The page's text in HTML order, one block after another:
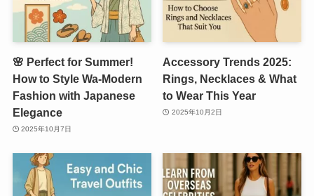
🌸 Perfect for Summer!
How to Style Wa-Modern
Fashion with Japanese
Elegance
2025年10月7日
Accessory Trends 2025:
Rings, Necklaces & What
to Wear This Year
2025年10月2日